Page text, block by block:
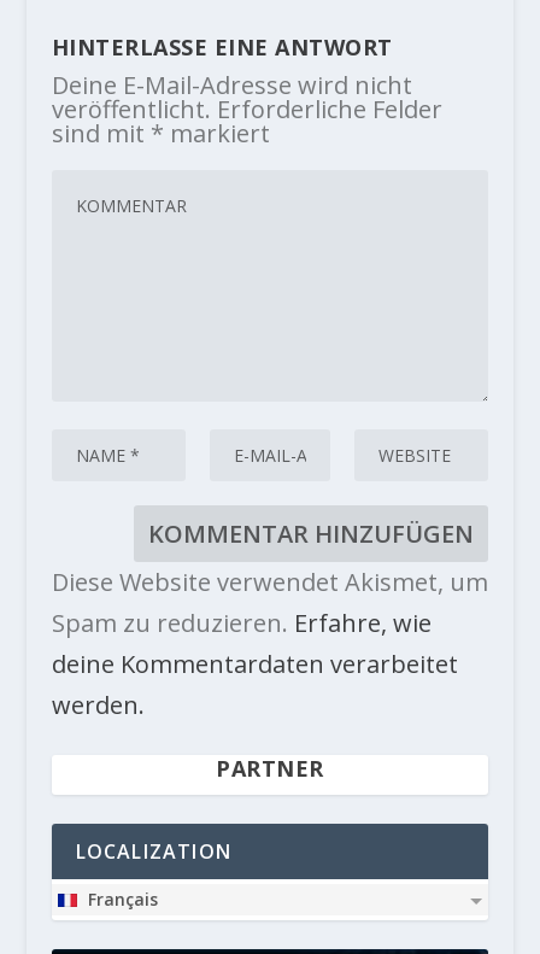
HINTERLASSE EINE ANTWORT
Deine E-Mail-Adresse wird nicht
veröffentlicht. Erforderliche Felder
sind mit * markiert
Diese Website verwendet Akismet, um
Spam zu reduzieren. Erfahre, wie
deine Kommentardaten verarbeitet
werden.
PARTNER
LOCALIZATION
Français